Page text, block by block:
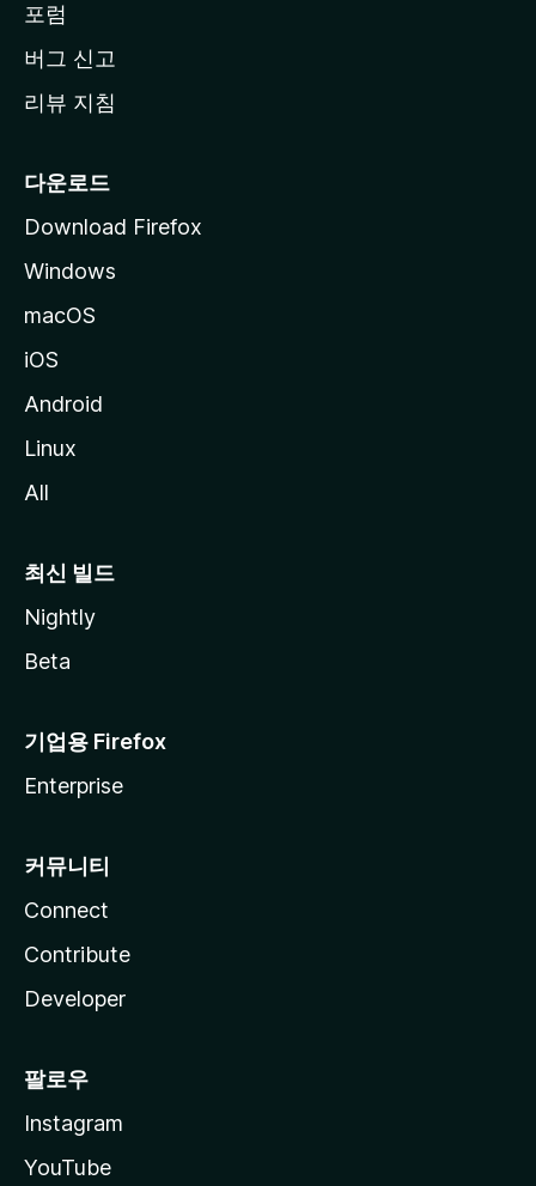
동
포럼
버그 신고
리뷰 지침
다운로드
Download Firefox
Windows
macOS
iOS
Android
Linux
All
최신 빌드
Nightly
Beta
기업용 Firefox
Enterprise
커뮤니티
Connect
Contribute
Developer
팔로우
Instagram
YouTube